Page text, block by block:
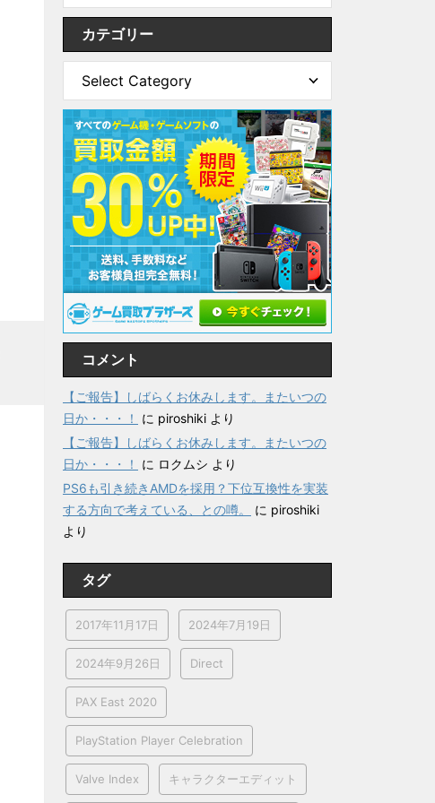
カテゴリー
コメント
【ご報告】しばらくお休みします。またいつの
日か・・・！
に piroshiki より
【ご報告】しばらくお休みします。またいつの
日か・・・！
に ロクムシ より
PS6も引き続きAMDを採用？下位互換性を実装
する方向で考えている、との噂。
に piroshiki
より
タグ
2017年11月17日 2024年7月19日
2024年9月26日 Direct
PAX East 2020
PlayStation Player Celebration
Valve Index キャラクターエディット